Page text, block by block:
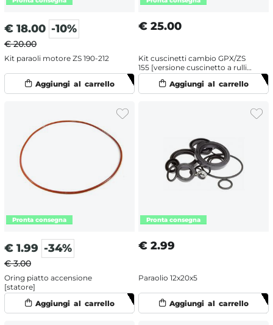
€ 18.00 -10%
€ 20.00
Kit paraoli motore ZS 190-212
€ 25.00
Kit cuscinetti cambio GPX/ZS
155 [versione cuscinetto a rulli
nel secondario]
€ 1.99 -34%
€ 3.00
Oring piatto accensione
[statore]
€ 2.99
Paraolio 12x20x5